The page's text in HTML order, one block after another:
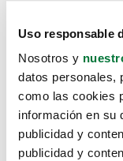
Uso responsable
Nosotros y
datos personales,
como las cookies
información en su
publicidad y
publicidad y
Lo
te hemos